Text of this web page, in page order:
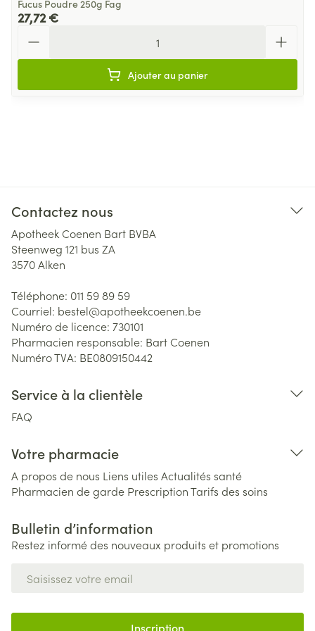
Fucus Poudre 250g Fag
27,72 €
Ajouter au panier
Contactez nous
Apotheek Coenen Bart BVBA
Steenweg 121 bus ZA
3570Alken
Téléphone: 011 59 89 59
Courriel: bestel@apotheekcoenen.be
Numéro de licence: 730101
Pharmacien responsable: Bart Coenen
Numéro TVA: BE0809150442
Service à la clientèle
FAQ
Votre pharmacie
A propos de nous Liens utiles Actualités santé
Pharmacien de garde PrescriptionTarifs des soins
Bulletin d’information
Restez informé des nouveaux produits et promotions
Inscription